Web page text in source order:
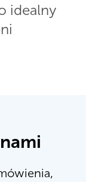
idealny